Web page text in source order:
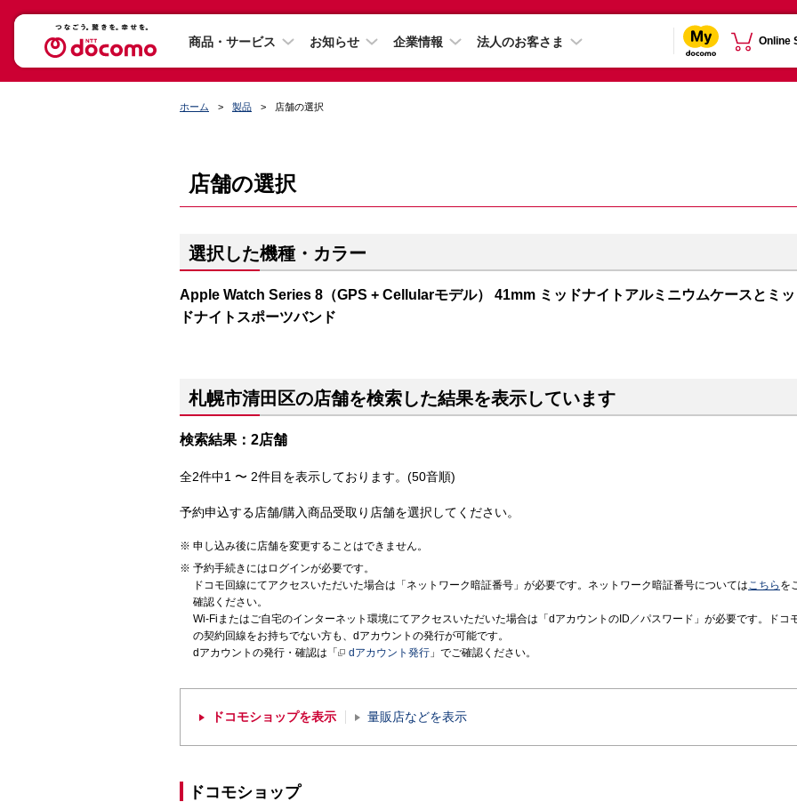
商品・サービス お知らせ 企業情報 法人のお客さま Online
ホーム 製品 店舗の選択
店舗の選択
選択した機種・カラー
Apple Watch Series 8（GPS + Cellularモデル） 41mm ミッドナイトアルミニウムケースとミッ
ドナイトスポーツバンド
札幌市清田区の店舗を検索した結果を表示しています
検索結果：2店舗
全2件中1 〜 2件目を表示しております。(50音順)
予約申込する店舗/購入商品受取り店舗を選択してください。
申し込み後に店舗を変更することはできません。
予約手続きにはログインが必要です。
ドコモ回線にてアクセスいただいた場合は「ネットワーク暗証番号」が必要です。ネットワーク暗証番号についてはこちら を
確認ください。
Wi-Fiまたはご自宅のインターネット環境にてアクセスいただいた場合は「dアカウントのID／パスワード」が必要です。ドコ
の契約回線をお持ちでない方も、dアカウントの発行が可能です。
dアカウントの発行・確認は「
dアカウント発行 」でご確認ください。
ドコモショップを表示 量販店などを表示
ドコモショップ